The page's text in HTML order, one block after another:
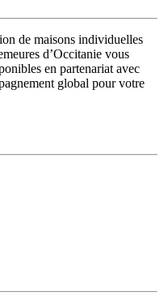
de maisons individuelles
d’Occitanie vous
en partenariat avec
global pour votre